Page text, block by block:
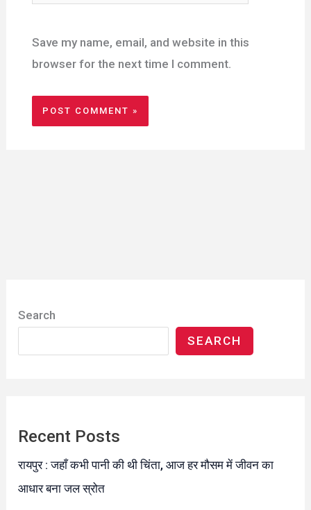
Save my name, email, and website in this
browser for the next time I comment.
Search
SEARCH
Recent Posts
रायपुर : जहाँ कभी पानी की थी चिंता, आज हर मौसम में जीवन का
आधार बना जल स्रोत